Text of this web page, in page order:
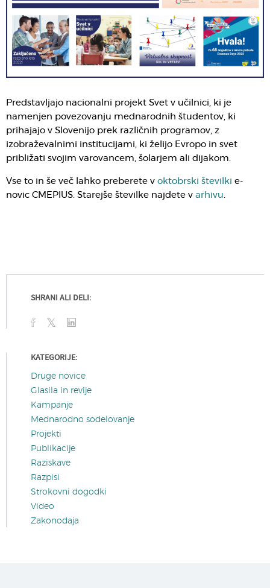
Predstavljajo nacionalni projekt Svet v učilnici, ki je
namenjen povezovanju mednarodnih študentov, ki
prihajajo v Slovenijo prek različnih programov, z
izobraževalnimi institucijami, ki želijo Evropo in svet
približati svojim varovancem, šolarjem ali dijakom.
Vse to in še več lahko preberete v oktobrski številki e-
novic CMEPIUS. Starejše številke najdete v arhivu.
SHRANI ALI DELI:
KATEGORIJE:
Druge novice
Glasila in revije
Kampanje
Mednarodno sodelovanje
Projekti
Publikacije
Raziskave
Razpisi
Strokovni dogodki
Video
Zakonodaja